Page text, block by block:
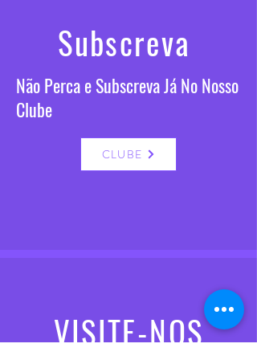
Subscreva
Não Perca e Subscreva Já No Nosso
Clube
CLUBE
VISITE-NOS